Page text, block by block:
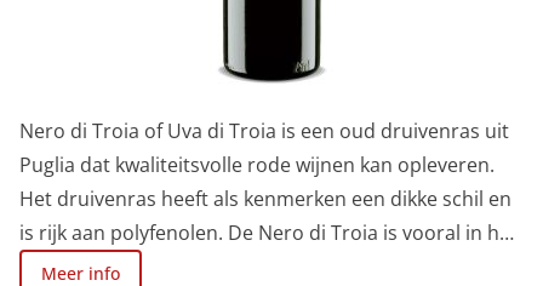
Nero di Troia of Uva di Troia is een oud druivenras uit
Puglia dat kwaliteitsvolle rode wijnen kan opleveren.
Het druivenras heeft als kenmerken een dikke schil en
is rijk aan polyfenolen. De Nero di Troia is vooral in het
centraal en noordelijk deel van Puglia aangeplant. De
Meer info